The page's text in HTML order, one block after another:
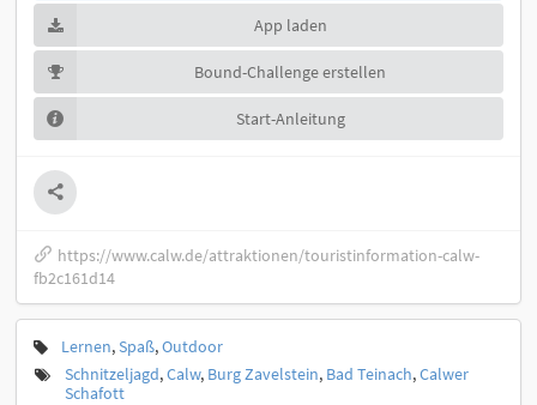
App laden
Bound-Challenge erstellen
Start-Anleitung
https://www.calw.de/attraktionen/touristinformation-calw-
fb2c161d14
Lernen,Spaß,Outdoor
Schnitzeljagd,Calw, Burg Zavelstein, Bad Teinach,Calwer
Schafott